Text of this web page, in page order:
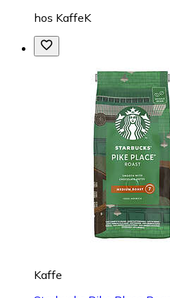
hos KaffeK
Kaffe